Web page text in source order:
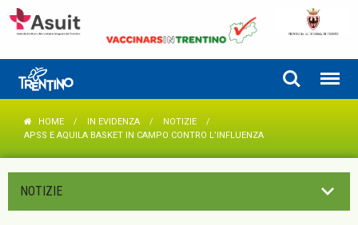
HOME IN EVIDENZA
NOTIZIE
APSS E AQUILA BASKET IN CAMPO CONTRO L’INFLUENZA
NOTIZIE